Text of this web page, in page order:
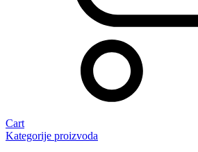
Cart
Kategorije proizvoda